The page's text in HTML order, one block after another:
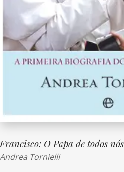
Francisco: O Papa de todos nós
Andrea Tornielli